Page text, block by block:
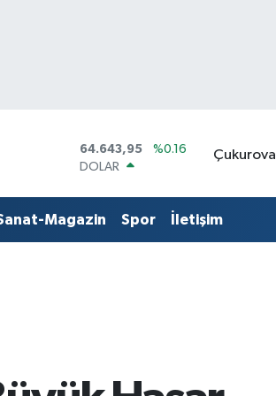
DOLAR
47,6006
55,0250
%0.02
STERLİN
Çukurova
Magazin Spor İletişim